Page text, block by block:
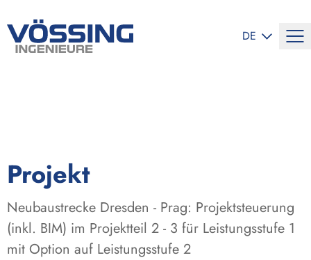
DE
Projekt
Neubaustrecke Dresden - Prag: Projektsteuerung
(inkl. BIM) im Projektteil 2 - 3 für Leistungsstufe 1
mit Option auf Leistungsstufe 2